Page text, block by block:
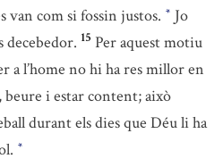
van com si fossin justos. * Jo
decebedor. 15 Per aquest motiu
a l’home no hi ha res millor en
beure i estar content; això
durant els dies que Déu li ha
*